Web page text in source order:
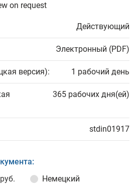
on request
Действующий
Электронный (PDF)
версия): 1 рабочий день
365 рабочих дня(ей)
stdin01917
Немецкий